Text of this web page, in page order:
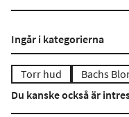
Ingår i kategorierna
Torr hud Bachs
Du kanske också är